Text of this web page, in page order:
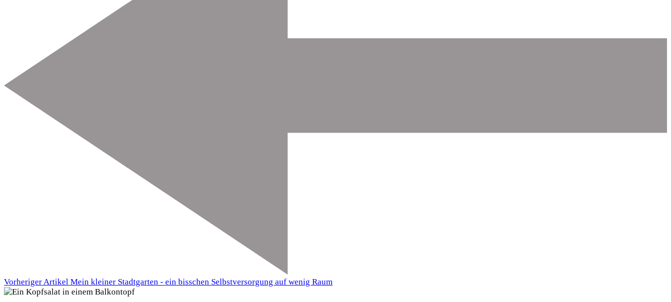
Vorheriger Artikel Mein kleiner Stadtgarten - ein bisschen Selbstversorgung auf wenig Raum